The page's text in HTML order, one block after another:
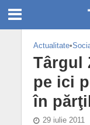
Actualitate•
Târgul
pe ici
în
29 iulie 2011